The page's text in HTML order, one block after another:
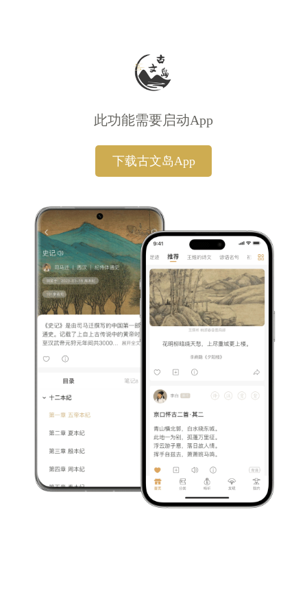
此功能需要启动App
下载古文岛App